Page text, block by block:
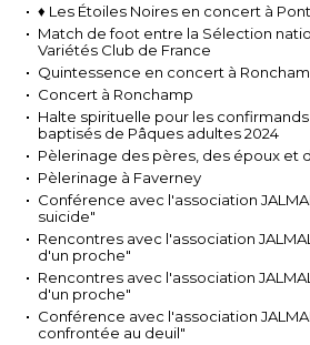
♦ Les Étoiles Noires en concert à
Match de foot entre la Sélection
Variétés Club de France
Quintessence en concert à
Concert à Ronchamp
Halte spirituelle pour les
baptisés de Pâques adultes 2024
Pèlerinage des pères, des époux et
Pèlerinage à Faverney
Conférence avec l'association
suicide"
Rencontres avec l'association
d'un proche"
Rencontres avec l'association
d'un proche"
Conférence avec l'association
confrontée au deuil"